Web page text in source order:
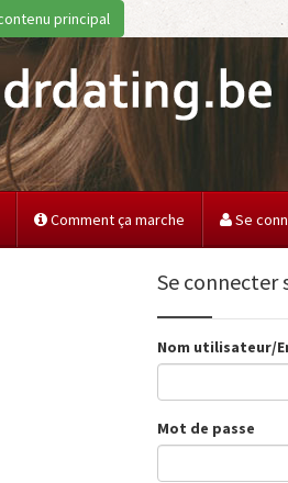
principal
Comment ça marche Se
Se connecter
Nom utilisateur/
Mot de passe